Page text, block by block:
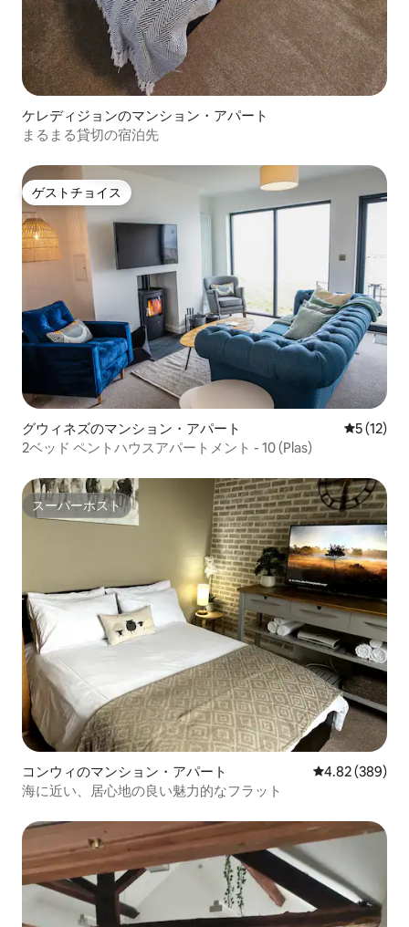
ケレディジョンのマンション・アパート
まるまる貸切の宿泊先
ゲストチョイス
ゲストチョイス
グウィネズのマンション・アパート レビュー
5 (12)
2ベッド ペントハウスアパートメント - 10 (Plas)
スーパーホスト
スーパーホスト
コンウィのマンション・アパート レビュー389
4.82 (389)
海に近い、居心地の良い魅力的なフラット